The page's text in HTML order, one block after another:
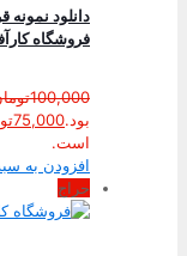
دانلود نمونه
فروشگاه
100,000تومان
بود.75,000
است.
افزودن به سبد
حراج